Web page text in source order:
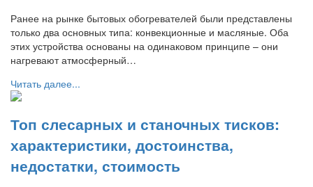
Ранее на рынке бытовых обогревателей были представлены
только два основных типа: конвекционные и масляные. Оба
этих устройства основаны на одинаковом принципе – они
нагревают атмосферный…
Читать далее...
Топ слесарных и станочных тисков:
характеристики, достоинства,
недостатки, стоимость